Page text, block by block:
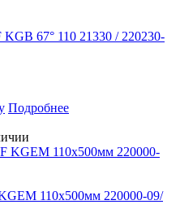
67° 110 21330 / 220230-
Подробнее
110х500мм 220000-09/